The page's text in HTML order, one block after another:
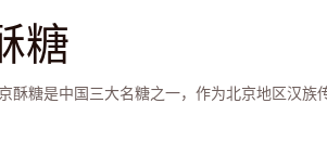
糖
酥糖是中国三大名糖之一，作为北京地区汉族